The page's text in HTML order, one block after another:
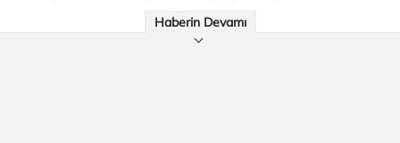
Haberin Devamı